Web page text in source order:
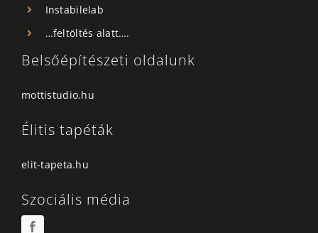
Instabilelab
…feltöltés alatt….
Belsőépítészeti oldalunk
mottistudio.hu
Élitis tapéták
elit-tapeta.hu
Szociális média